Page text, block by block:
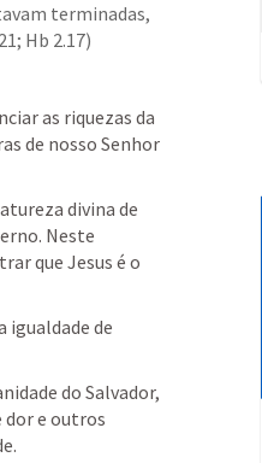
terminadas,
; Hb 2.17)
as riquezas da
de nosso Senhor
divina de
Neste
que Jesus é o
igualdade de
do Salvador,
e outros